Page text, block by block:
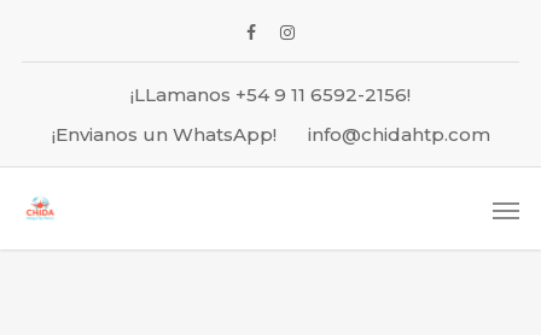
¡LLamanos +54 9 11 6592-2156!
¡Envianos un WhatsApp!
info@chidahtp.com